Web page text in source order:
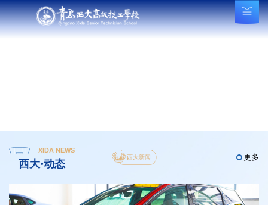
XIDA NEWS
西大·动态
西大新闻 更多